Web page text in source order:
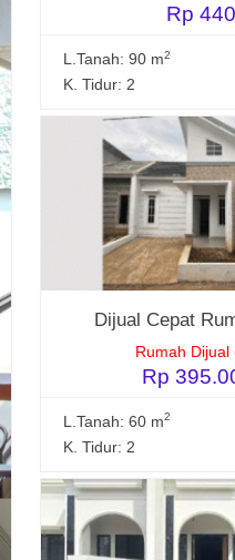
Rp
L.Tanah: 90 m2
K. Tidur: 2
Dijual Cepat
Rumah Dijual
Rp
L.Tanah: 60 m2
K. Tidur: 2